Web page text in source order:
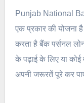
Punjab National
एक प्रकार की योजना
करता है बैंक पर्सनल
के पढ़ाई के लिए या
अपनी जरूरतें पूरे कर